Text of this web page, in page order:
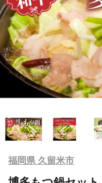
福岡県 久留米市